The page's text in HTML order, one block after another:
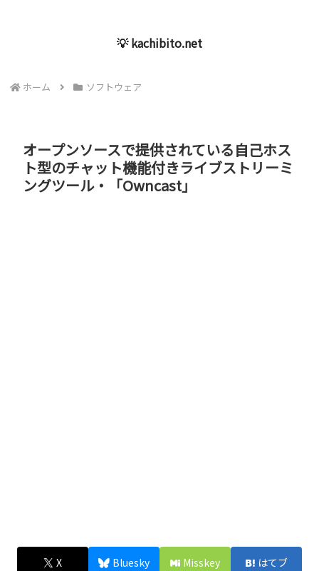
💡 kachibito.net
ホーム ソフトウェア
オープンソースで提供されている自己ホス
ト型のチャット機能付きライブストリーミ
ングツール・「Owncast」
X Bluesky Misskey はてブ